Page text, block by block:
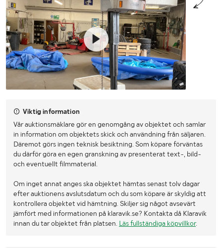
Viktig information
Vår auktionsmäklare gör en genomgång av objektet och samlar
in information om objektets skick och användning från säljaren.
Däremot görs ingen teknisk besiktning. Som köpare förväntas
du därför göra en egen granskning av presenterat text-, bild-
och eventuellt filmmaterial.
Om inget annat anges ska objektet hämtas senast tolv dagar
efter auktionens avslutsdatum och du som köpare är skyldig att
kontrollera objektet vid hämtning. Skiljer sig något avsevärt
jämfört med informationen på klaravik.se? Kontakta då Klaravik
innan du tar objektet från platsen. Läs fullständiga köpvillkor.